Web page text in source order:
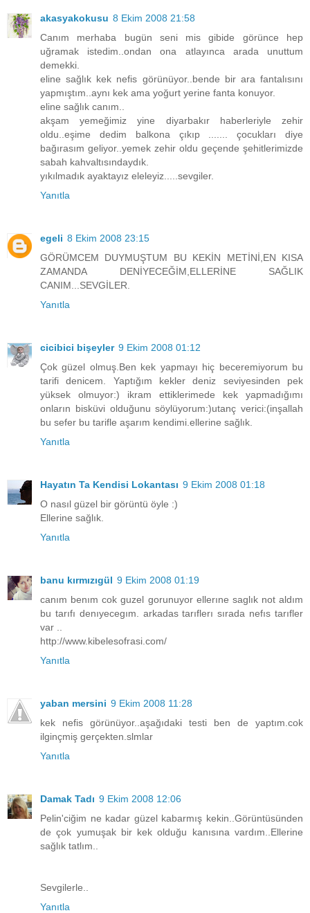
akasyakokusu 8 Ekim 2008 21:58
Canım merhaba bugün seni mis gibide görünce hep
uğramak istedim..ondan ona atlayınca arada unuttum
demekki.
eline sağlık kek nefis görünüyor..bende bir ara fantalısını
yapmıştım..aynı kek ama yoğurt yerine fanta konuyor.
eline sağlık canım..
akşam yemeğimiz yine diyarbakır haberleriyle zehir
oldu..eşime dedim balkona çıkıp ....... çocukları diye
bağırasım geliyor..yemek zehir oldu geçende şehitlerimizde
sabah kahvaltısındaydık.
yıkılmadık ayaktayız eleleyiz.....sevgiler.
Yanıtla
egeli 8 Ekim 2008 23:15
GÖRÜMCEM DUYMUŞTUM BU KEKİN METİNİ,EN KISA
ZAMANDA DENİYECEĞİM,ELLERİNE SAĞLIK
CANIM...SEVGİLER.
Yanıtla
cicibici bişeyler 9 Ekim 2008 01:12
Çok güzel olmuş.Ben kek yapmayı hiç beceremiyorum bu
tarifi denicem. Yaptığım kekler deniz seviyesinden pek
yüksek olmuyor:) ikram ettiklerimede kek yapmadığımı
onların bisküvi olduğunu söylüyorum:)utanç verici:(inşallah
bu sefer bu tarifle aşarım kendimi.ellerine sağlık.
Yanıtla
Hayatın Ta Kendisi Lokantası 9 Ekim 2008 01:18
O nasıl güzel bir görüntü öyle :)
Ellerine sağlık.
Yanıtla
banu kırmızıgül 9 Ekim 2008 01:19
canım benım cok guzel gorunuyor ellerıne saglık not aldım
bu tarıfı denıyecegım. arkadas tarıflerı sırada nefıs tarıfler
var ..
http://www.kibelesofrasi.com/
Yanıtla
yaban mersini 9 Ekim 2008 11:28
kek nefis görünüyor..aşağıdaki testi ben de yaptım.cok
ilginçmiş gerçekten.slmlar
Yanıtla
Damak Tadı 9 Ekim 2008 12:06
Pelin'ciğim ne kadar güzel kabarmış kekin..Görüntüsünden
de çok yumuşak bir kek olduğu kanısına vardım..Ellerine
sağlık tatlım..
Sevgilerle..
Yanıtla